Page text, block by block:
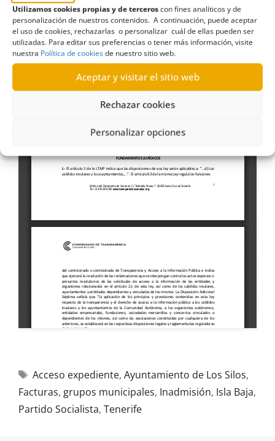
Utilizamos cookies propias y de terceroscon fines analíticos y de
personalización de nuestros contenidos. A continuación, puede aceptar
el uso de cookies, rechazarlas o personalizar cuál de ellas pueden ser
utilizadas. Para editar sus preferencias o tener más información, visite
nuestra Política de cookiesde nuestro sitio web.
Aceptar y visitar el sitio web
Rechazar cookies
Personalizar opciones
Acceso expediente, Ayuntamiento de Los Silos,
Facturas, grupos municipales, Inadmisión, Isla Baja,
Partido Socialista, Tenerife